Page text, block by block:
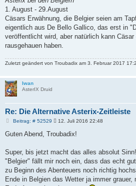
1. August - 29.August
Cäsars Erwähnung, die Belgier seien am
eigentlich aus De Bello Gallico, das erst in
veröffentlicht wird, aber natürlich kann
rausgehauen haben.
Zuletzt geändert von Troubadix am 3. Februar 2017
Iwan
AsterIX Druid
Re: Die Alternative Asterix-Zeitleiste
Beitrag: # 52529B
i
a
12. Juli 2016 22:48
Guten Abend, Troubadix!
Super, bis jetzt macht das alles absolut
"Belgier" fällt mir noch ein, dass das echt
zu Beginn des Abenteuers noch richtig
Ende in Belgien das Wetter ja immer grauer,